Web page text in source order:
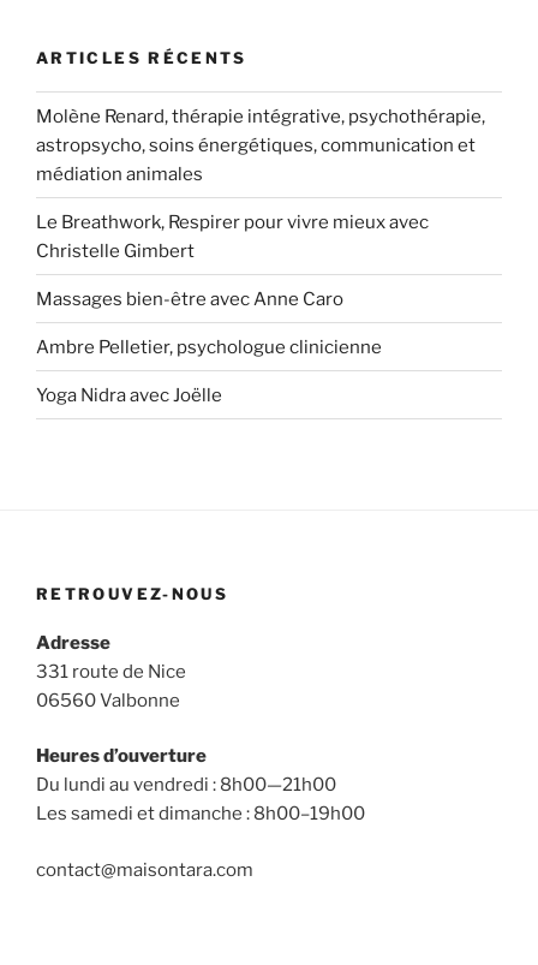
ARTICLES RÉCENTS
Molène Renard, thérapie intégrative, psychothérapie,
astropsycho, soins énergétiques, communication et
médiation animales
Le Breathwork, Respirer pour vivre mieux avec
Christelle Gimbert
Massages bien-être avec Anne Caro
Ambre Pelletier, psychologue clinicienne
Yoga Nidra avec Joëlle
RETROUVEZ-NOUS
Adresse
331 route de Nice
06560 Valbonne
Heures d’ouverture
Du lundi au vendredi : 8h00—21h00
Les samedi et dimanche : 8h00–19h00
contact@maisontara.com